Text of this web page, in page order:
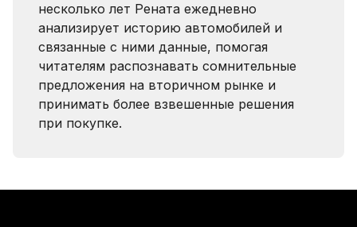
несколько лет Рената ежедневно
анализирует историю автомобилей и
связанные с ними данные, помогая
читателям распознавать сомнительные
предложения на вторичном рынке и
принимать более взвешенные решения
при покупке.